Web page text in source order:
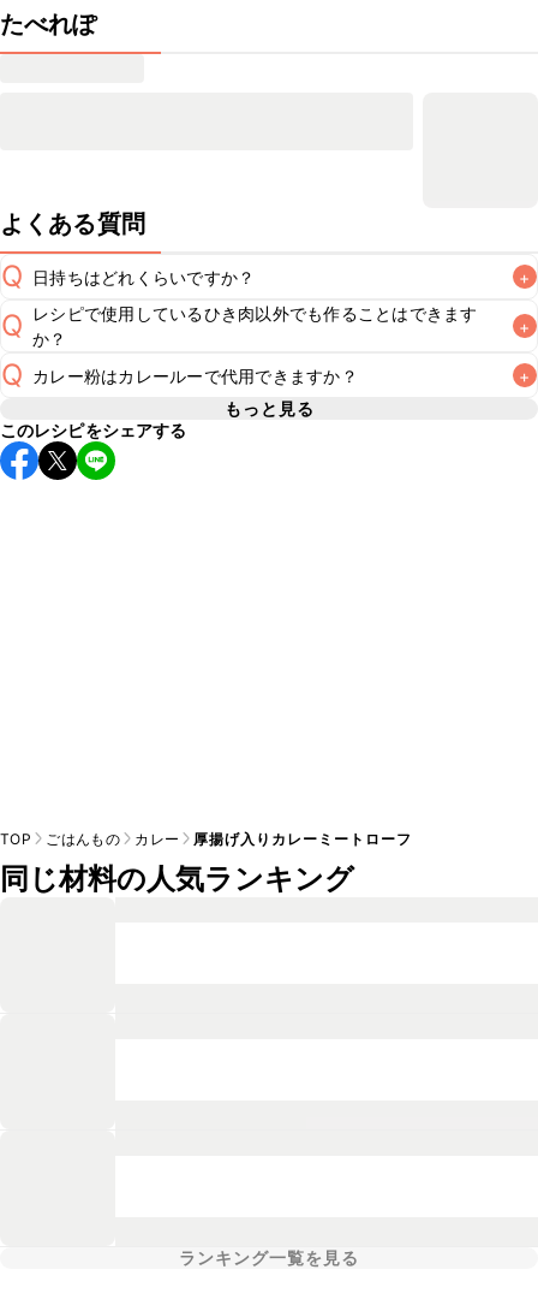
たべれぽ
よくある質問
Q 日持ちはどれくらいですか？ +
A
保存期間は冷蔵で翌日中が目安です。なるべくお早めにお召
こちらの注意事項をご確認の上、正し
Q
レシピで使用しているひき肉以外でも作ることはできます
か？
+
A
Q カレー粉はカレールーで代用できますか？ +
A
カレールーにはスパイスの他に塩分や油分、薄力粉などが含
まれるため、代用せず、レシピ通りカレー粉を使用すること
もっと見る
このレシピをシェアする
TOP ごはんもの カレー 厚揚げ入りカレーミートローフ
同じ材料の人気ランキング
ランキング一覧を見る